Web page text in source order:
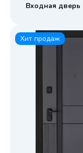
Входная
Хит продаж